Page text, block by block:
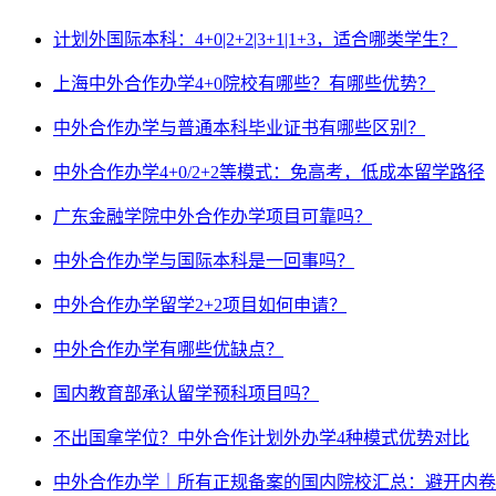
计划外国际本科：4+0|2+2|3+1|1+3，适合哪类学生？
上海中外合作办学4+0院校有哪些？有哪些优势？
中外合作办学与普通本科毕业证书有哪些区别？
中外合作办学4+0/2+2等模式：免高考，低成本留学路径
广东金融学院中外合作办学项目可靠吗？
中外合作办学与国际本科是一回事吗？
中外合作办学留学2+2项目如何申请？
中外合作办学有哪些优缺点？
国内教育部承认留学预科项目吗？
不出国拿学位？中外合作计划外办学4种模式优势对比
中外合作办学｜所有正规备案的国内院校汇总：避开内